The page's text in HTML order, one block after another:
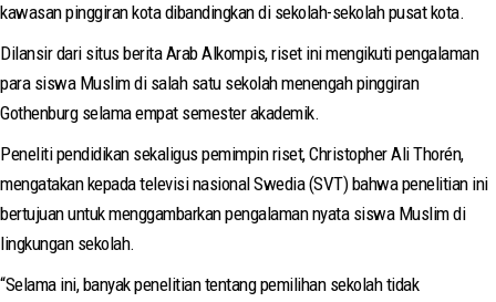
kawasan pinggiran kota dibandingkan di sekolah-sekolah pusat kota.
Dilansir dari situs berita Arab Alkompis, riset ini mengikuti pengalaman
para siswa Muslim di salah satu sekolah menengah pinggiran
Gothenburg selama empat semester akademik.
Peneliti pendidikan sekaligus pemimpin riset, Christopher Ali Thorén,
mengatakan kepada televisi nasional Swedia (SVT) bahwa penelitian ini
bertujuan untuk menggambarkan pengalaman nyata siswa Muslim di
lingkungan sekolah.
“Selama ini, banyak penelitian tentang pemilihan sekolah tidak